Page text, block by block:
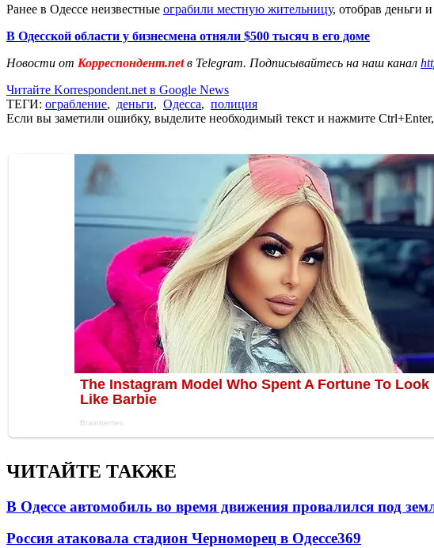
Ранее в Одессе неизвестные ограбили местную жительницу, отобрав деньги
В Одесской области у бизнесмена отняли $500 тысяч в его доме
Новости от Корреспондент.netв Telegram. Подписывайтесь на наш канал
Читайте Korrespondent.net в Google News
ТЕГИ: ограбление, деньги, Одесса, полиция
Если вы заметили ошибку, выделите необходимый текст и нажмите
ЧИТАЙТЕ ТАКЖЕ
В Одессе автомобиль во время движения провалился под
Россия атаковала стадион Черноморец в Одессе369